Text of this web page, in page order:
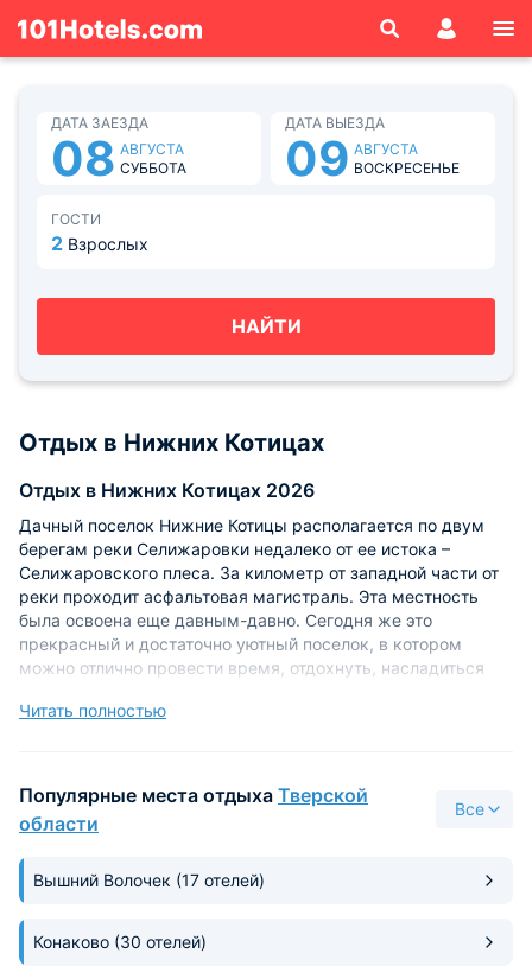
ДАТА ЗАЕЗДА
08 АВГУСТА
СУББОТА
ДАТА ВЫЕЗДА
09 АВГУСТА
ВОСКРЕСЕНЬЕ
ГОСТИ
2 Взрослых
НАЙТИ
Отдых в Нижних Котицах
Отдых в Нижних Котицах 2026
Дачный поселок Нижние Котицы располагается по двум
берегам реки Селижаровки недалеко от ее истока –
Селижаровского плеса. За километр от западной части от
реки проходит асфальтовая магистраль. Эта местность
была освоена еще давным-давно. Сегодня же это
прекрасный и достаточно уютный поселок, в котором
можно отлично провести время, отдохнуть, насладиться
полностью благоустроена, ее коттеджи вмещают от
четырех до восьми человек, на территории этой
туристической базы имеется русская баня на дровах.
Есть здесь всевозможные уютные и красивые беседки,
детская площадка, горка, мангалы, различные причалы,
лодки, инвентарь, автомобильная стоянка, чистый воздух,
вода и множество других не менее привлекательных
Читать полностью
Популярные места отдыха Тверской
области
Все
Вышний Волочек (17 отелей)
Конаково (30 отелей)